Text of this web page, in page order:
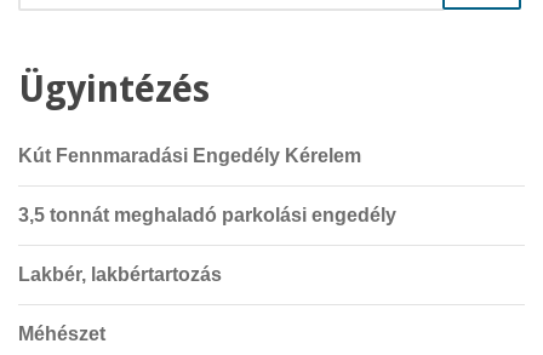
Ügyintézés
Kút Fennmaradási Engedély Kérelem
3,5 tonnát meghaladó parkolási engedély
Lakbér, lakbértartozás
Méhészet